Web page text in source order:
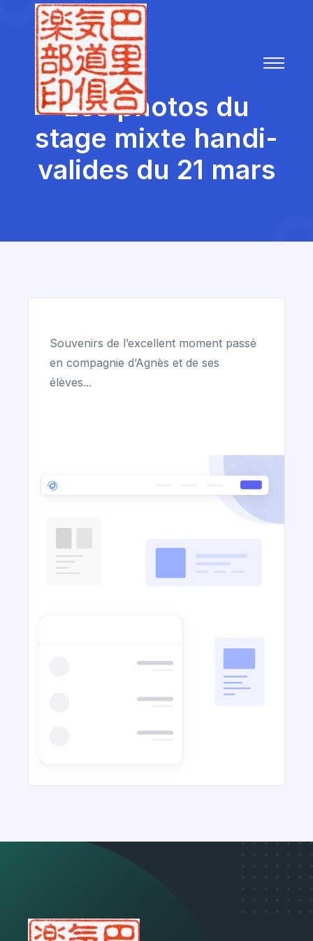
Les photos du
stage mixte handi-
valides du 21 mars
Souvenirs de l’excellent moment passé
en compagnie d’Agnès et de ses
élèves...